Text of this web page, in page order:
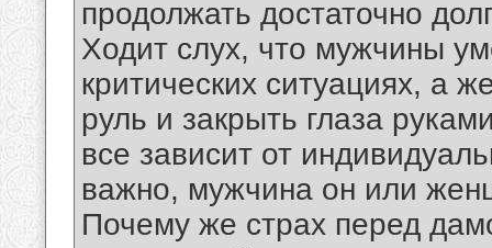
продолжать достаточно
Ходит слух, что мужчины
критических ситуациях, а
руль и закрыть глаза
все зависит от
важно, мужчина он или
Почему же страх перед